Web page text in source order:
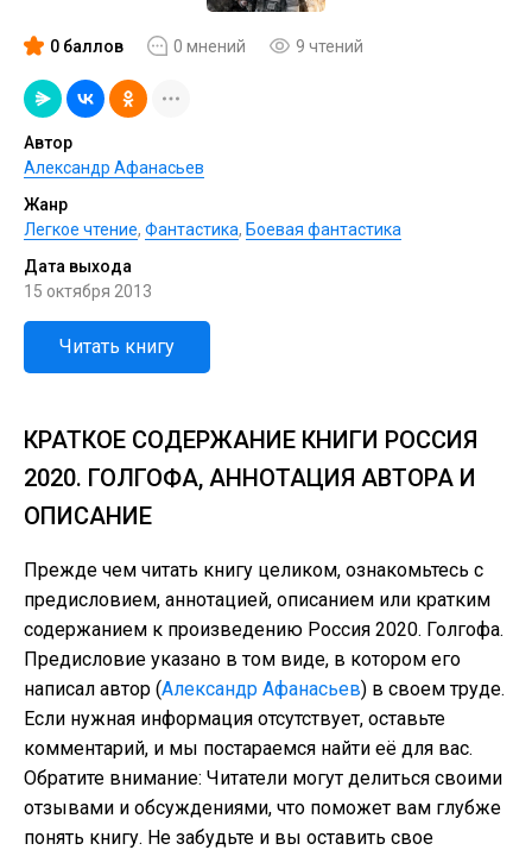
0 баллов 0 мнений 9 чтений
Автор
Александр Афанасьев
Жанр
Легкое чтение, Фантастика, Боевая фантастика
Дата выхода
15 октября 2013
Читать книгу
КРАТКОЕ СОДЕРЖАНИЕ КНИГИ РОССИЯ
2020. ГОЛГОФА, АННОТАЦИЯ АВТОРА И
ОПИСАНИЕ
Прежде чем читать книгу целиком, ознакомьтесь с
предисловием, аннотацией, описанием или кратким
содержанием к произведению Россия 2020. Голгофа.
Предисловие указано в том виде, в котором его
написал автор (Александр Афанасьев) в своем труде.
Если нужная информация отсутствует, оставьте
комментарий, и мы постараемся найти её для вас.
Обратите внимание: Читатели могут делиться своими
отзывами и обсуждениями, что поможет вам глубже
понять книгу. Не забудьте и вы оставить свое